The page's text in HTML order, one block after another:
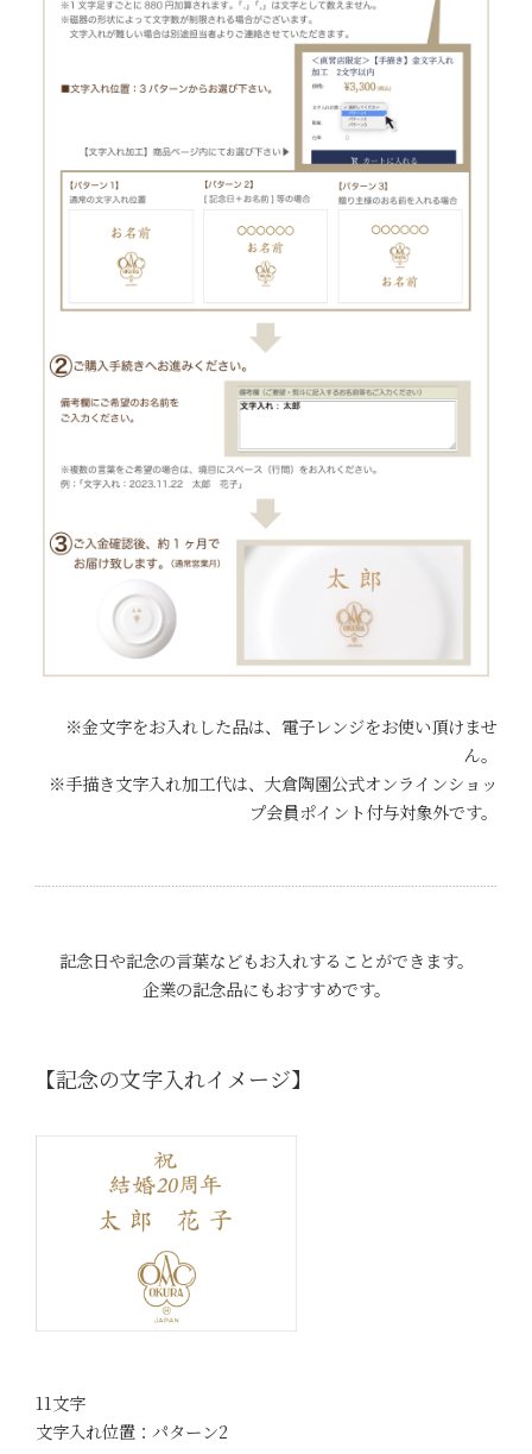
※金文字をお入れした品は、電子レンジをお使い頂けませ
ん。
※手描き文字入れ加工代は、大倉陶園公式オンラインショッ
プ会員ポイント付与対象外です。
記念日や記念の言葉などもお入れすることができます。
企業の記念品にもおすすめです。
【記念の文字入れイメージ】
11文字
文字入れ位置：パターン2